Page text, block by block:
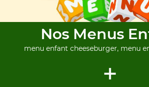
Nos Menus
menu enfant cheeseburger, menu
+